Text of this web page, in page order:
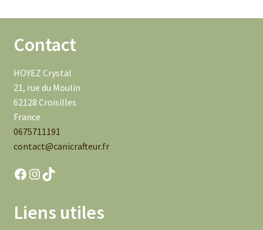
Contact
HOYEZ Crystal
21, rue du Moulin
62128 Croisilles
France
0675711191
contact@canicrafteur.fr
Facebook
Instagram
TikTok
Liens utiles